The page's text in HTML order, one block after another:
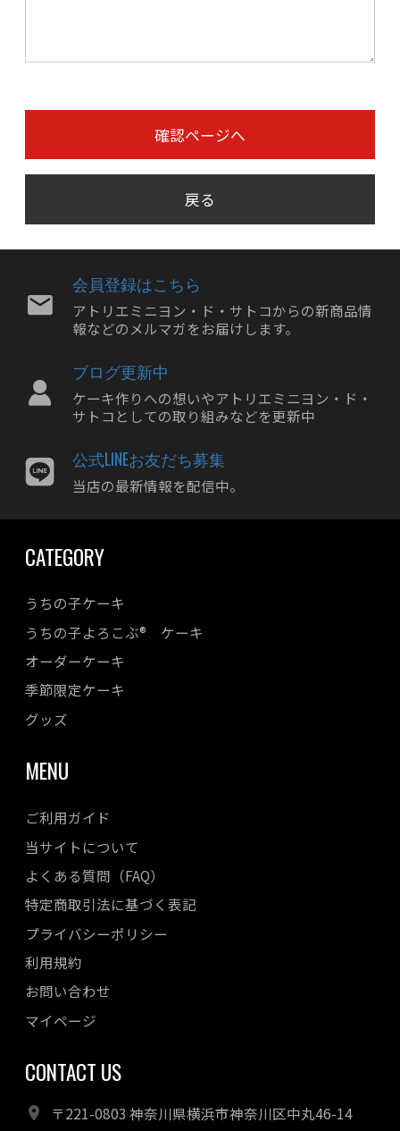
確認ページへ
戻る
会員登録はこちら
アトリエミニヨン・ド・サトコからの新商品情
報などのメルマガをお届けします。
ブログ更新中
ケーキ作りへの想いやアトリエミニヨン・ド・
サトコとしての取り組みなどを更新中
公式LINEお友だち募集
当店の最新情報を配信中。
CATEGORY
うちの子ケーキ
うちの子よろこぶ® ケーキ
オーダーケーキ
季節限定ケーキ
グッズ
MENU
ご利用ガイド
当サイトについて
よくある質問（FAQ）
特定商取引法に基づく表記
プライバシーポリシー
利用規約
お問い合わせ
マイページ
CONTACT US
〒221-0803 神奈川県横浜市神奈川区中丸46-14